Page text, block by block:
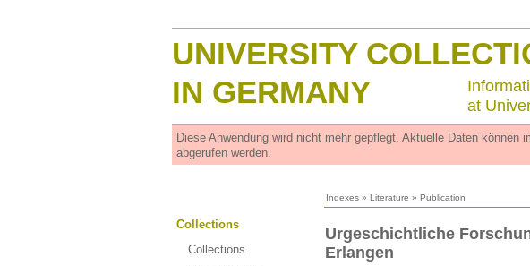
UNIVERSITY
IN GERMANY
at
Diese Anwendung wird nicht mehr gepflegt. Aktuelle Daten können
abgerufen werden.
Indexes » Literature » Publication
Collections
Collections
Urgeschichtliche
Erlangen